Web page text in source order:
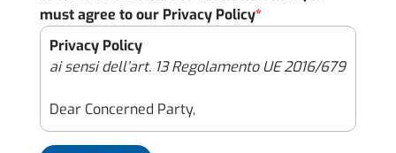
must agree to our Privacy Policy*
Privacy Policy
ai sensi dell’art. 13 Regolamento UE 2016/679
Dear Concerned Party,